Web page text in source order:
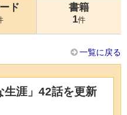
ド
書籍
1件
一覧に戻る
生涯」42話を更新